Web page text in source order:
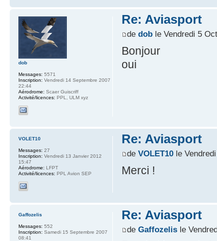
Re: Aviasport
de doble Vendredi 5
Bonjour
oui
dob
Messages: 5571
Inscription: Vendredi 14 Septembre 2007
22:44
Aérodrome: Scaer Guiscriff
Activité/licences: PPL, ULM xyz
Re: Aviasport
de VOLET10le
Merci !
VOLET10
Messages: 27
Inscription: Vendredi 13 Janvier 2012
15:47
Aérodrome: LFPT
Activité/licences: PPL Avion SEP
Re: Aviasport
de Gaffozelisle
Gaffozelis
Messages: 552
Inscription: Samedi 15 Septembre 2007
08:41